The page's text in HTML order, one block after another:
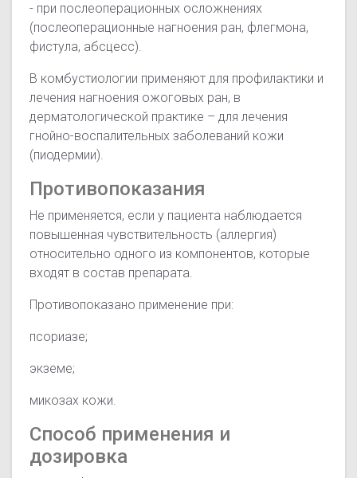
- при послеоперационных осложнениях
(послеоперационные нагноения ран, флегмона,
фистула, абсцесс).
В комбустиологии применяют для профилактики и
лечения нагноения ожоговых ран, в
дерматологической практике – для лечения
гнойно-воспалительных заболеваний кожи
(пиодермии).
Противопоказания
Не применяется, если у пациента наблюдается
повышенная чувствительность (аллергия)
относительно одного из компонентов, которые
входят в состав препарата.
Противопоказано применение при:
псориазе;
экземе;
микозах кожи.
Способ применения и
дозировка